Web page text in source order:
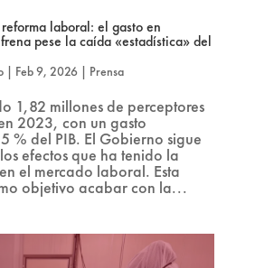
laboral: el gasto en
pese la caída «estadística» del
| Feb 9, 2026| Prensa
1,82 millones de perceptores
2023, con un gasto
% del PIB. El Gobierno sigue
efectos que ha tenido la
el mercado laboral. Esta
objetivo acabar con la...